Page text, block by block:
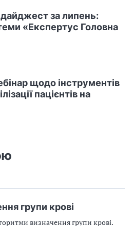
за липень:
«Експертус Головна
щодо інструментів
пацієнтів на
групи крові
визначення групи крові.